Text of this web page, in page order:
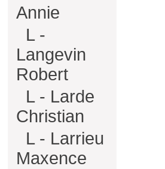
Annie
L -
Langevin
Robert
L - Larde
Christian
L - Larrieu
Maxence